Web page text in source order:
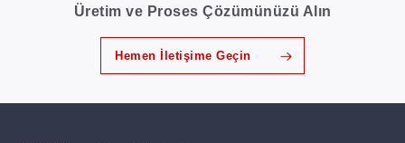
Üretim ve Proses Çözümünüzü Alın
Hemen İletişime Geçin